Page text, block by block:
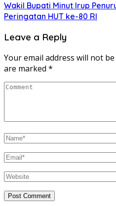
Wakil Bupati Minut Irup
Peringatan HUT ke-80 RI
Leave a Reply
Your email address will not
are marked *